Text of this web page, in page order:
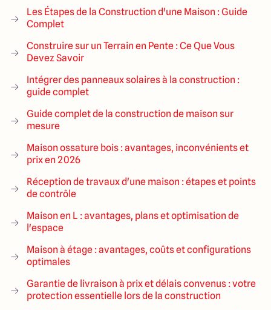
Les Étapes de la Construction d'une Maison : Guide
Complet
Construire sur un Terrain en Pente : Ce Que Vous
Devez Savoir
Intégrer des panneaux solaires à la construction :
guide complet
Guide complet de la construction de maison sur
mesure
Maison ossature bois : avantages, inconvénients et
prix en 2026
Réception de travaux d'une maison : étapes et points
de contrôle
Maison en L : avantages, plans et optimisation de
l'espace
Maison à étage : avantages, coûts et configurations
optimales
Garantie de livraison à prix et délais convenus : votre
protection essentielle lors de la construction